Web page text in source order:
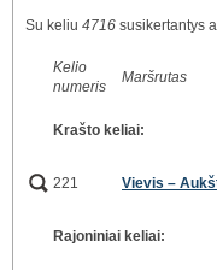
Su keliu 4716 susikertantys
Kelio
numeris
Maršrutas
Krašto keliai:
221 Vievis –
Rajoniniai keliai: